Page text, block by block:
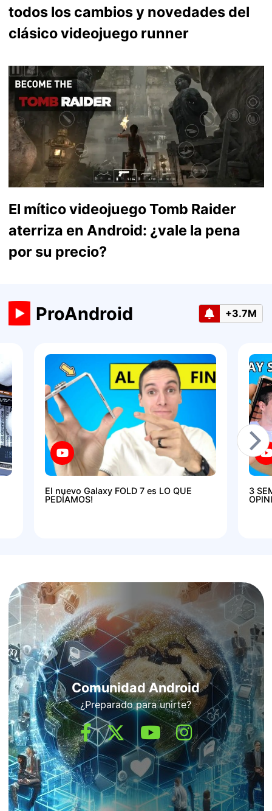
todos los cambios y novedades del
clásico videojuego runner
El mítico videojuego Tomb Raider
aterriza en Android: ¿vale la pena
por su precio?
ProAndroid +3.7M
El nuevo Galaxy FOLD 7 es LO QUE
PEDÍAMOS!
3
Comunidad Android
¿Preparado para unirte?